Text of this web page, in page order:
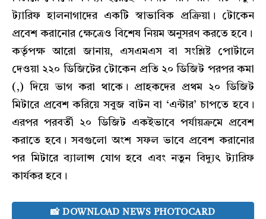
ট্যারিফ হালনাগাদের একটি স্বাভাবিক প্রক্রিয়া। টোকেন
প্রবেশ করানোর ক্ষেত্রেও বিশেষ নিয়ম অনুসরণ করতে হবে।
কর্তৃপক্ষ আরো জানায়, এসএমএস বা সংশ্লিষ্ট পোর্টালে
দেওয়া ২২০ ডিজিটের টোকেন প্রতি ২০ ডিজিট পরপর কমা
(,) দিয়ে ভাগ করা থাকে। প্রাহকদের প্রথম ২০ ডিজিট
মিটারে প্রবেশ করিয়ে সবুজ বাটন বা ‘এন্টার’ চাপতে হবে।
এরপর পরবর্তী ২০ ডিজিট একইভাবে পর্যায়ক্রমে প্রবেশ
করাতে হবে। সবগুলো অংশ সফল ভাবে প্রবেশ করানোর
পর মিটারে ব্যালান্স যোগ হবে এবং নতুন বিদ্যুৎ ট্যারিফ
কার্যকর হবে।
📸 DOWNLOAD NEWS PHOTOCARD